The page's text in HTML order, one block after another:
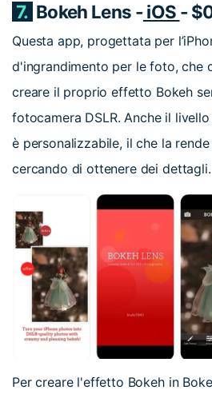
7. Bokeh Lens - iOS -
Questa app, progettata per
d'ingrandimento per le foto, che
creare il proprio effetto Bokeh
fotocamera DSLR. Anche il
è personalizzabile, il che la
cercando di ottenere dei dettagli.
Per creare l'effetto Bokeh in